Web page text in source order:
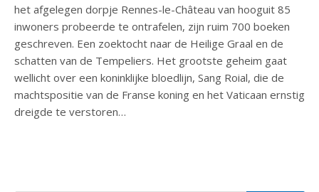
het afgelegen dorpje Rennes-le-Château van hooguit 85
inwoners probeerde te ontrafelen, zijn ruim 700 boeken
geschreven. Een zoektocht naar de Heilige Graal en de
schatten van de Tempeliers. Het grootste geheim gaat
wellicht over een koninklijke bloedlijn, Sang Roial, die de
machtspositie van de Franse koning en het Vaticaan ernstig
dreigde te verstoren…